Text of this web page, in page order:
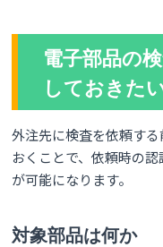
電子部品の
しておきた
外注先に検査を依頼す
おくことで、依頼時の
が可能になります。
対象部品は何か